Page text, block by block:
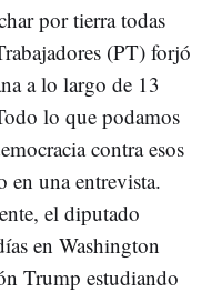
por tierra todas
(PT) forjó
a lo largo de 13
lo que podamos
contra esos
en una entrevista.
el diputado
en Washington
Trump estudiando